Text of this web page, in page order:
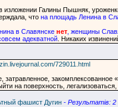
изложении Галины Пышняк,
что на площадь Ленина в
в Славянске нет, женщины
адекватной. Никаких
729011.html
затравленное,
на поверхность,
фашист Дугин - Результатiв: 2